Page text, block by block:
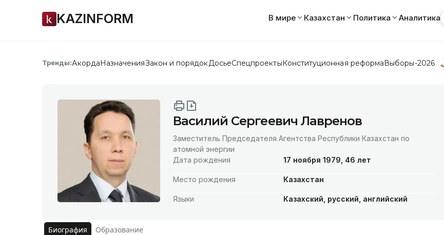
KAZINFORM В мире Казахстан Политика Аналитика
Тренды:АкордаНазначенияЗакон и порядок ДосьеСпецпроектыКонституционная реформаВыборы-2026
Василий Сергеевич Лавренов
Заместитель Председателя Агентства Республики Казахстан по
атомной энергии
Дата рождения
17 ноября 1979, 46 лет
Место рождения Казахстан
Языки Казахский, русский, английский
Биография Образование